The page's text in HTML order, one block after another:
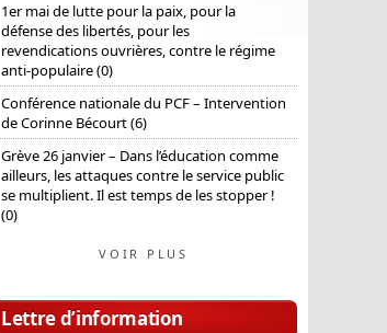
1er mai de lutte pour la paix, pour la
défense des libertés, pour les
revendications ouvrières, contre le régime
anti-populaire (0)
Conférence nationale du PCF – Intervention
de Corinne Bécourt (6)
Grève 26 janvier – Dans l’éducation comme
ailleurs, les attaques contre le service public
se multiplient. Il est temps de les stopper !
(0)
VOIR PLUS
Lettre d’information